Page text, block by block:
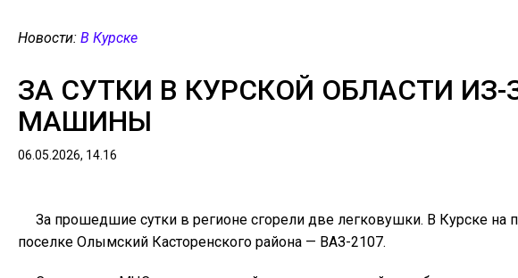
Новости: В Курске
ЗА СУТКИ В КУРСКОЙ ОБЛАСТИ
МАШИНЫ
06.05.2026, 14.16
За прошедшие сутки в регионе сгорели две легковушки. В Курске
поселке Олымский Касторенского района — ВАЗ-2107.